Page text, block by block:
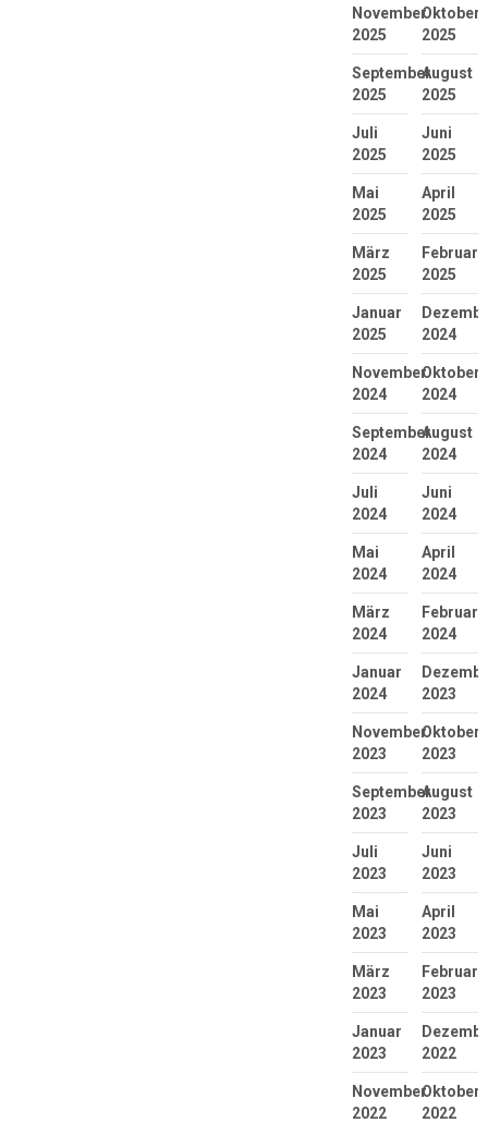
November
2025
Oktober
2025
September
2025
August
2025
Juli
2025
Juni
2025
Mai
2025
April
2025
März
2025
Februar
2025
Januar
2025
2024
November
2024
Oktober
2024
September
2024
August
2024
Juli
2024
Juni
2024
Mai
2024
April
2024
März
2024
Februar
2024
Januar
2024
2023
November
2023
Oktober
2023
September
2023
August
2023
Juli
2023
Juni
2023
Mai
2023
April
2023
März
2023
Februar
2023
Januar
2023
2022
November
2022
Oktober
2022